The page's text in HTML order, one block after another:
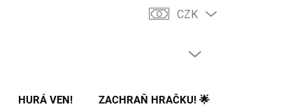
CZK
HURÁ VEN! ZACHRAŇ HRAČKU! 🌟